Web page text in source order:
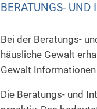
BERATUNGS- UND
Bei der Beratungs-
häusliche Gewalt
Gewalt
Die Beratungs- und